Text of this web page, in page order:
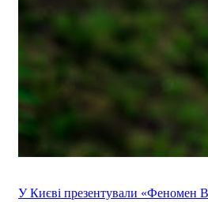
У Києві презентували «Феномен